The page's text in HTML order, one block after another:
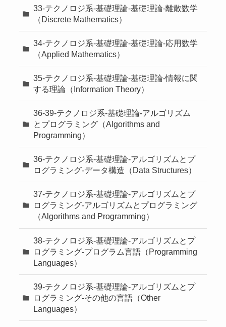
33-テクノロジ系-基礎理論-基礎理論-離散数学
（Discrete Mathematics）
34-テクノロジ系-基礎理論-基礎理論-応用数学
（Applied Mathematics）
35-テクノロジ系-基礎理論-基礎理論-情報に関
する理論（Information Theory）
36-39-テクノロジ系-基礎理論-アルゴリズム
とプログラミング（Algorithms and
Programming）
36-テクノロジ系-基礎理論-アルゴリズムとプ
ログラミング-データ構造（Data Structures）
37-テクノロジ系-基礎理論-アルゴリズムとプ
ログラミング-アルゴリズムとプログラミング
（Algorithms and Programming）
38-テクノロジ系-基礎理論-アルゴリズムとプ
ログラミング-プログラム言語（Programming
Languages）
39-テクノロジ系-基礎理論-アルゴリズムとプ
ログラミング-その他の言語（Other
Languages）